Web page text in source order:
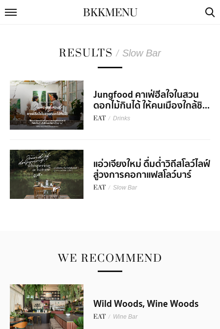
BKKMENU
RESULTS / Slow Bar
Jungfood คาเฟ่ฮีลใจในสวน
ดอกไม้กินได้ ให้คนเมืองใกล้ชิ...
EAT / Drinks
แอ่วเจียงใหม่ ดื่มด่ำวิถีสโลว์ไลฟ์
สู่วงการคอกาแฟสโลว์บาร์
EAT / Slow Bar
WE RECOMMEND
Wild Woods, Wine Woods
EAT / Wine Bar